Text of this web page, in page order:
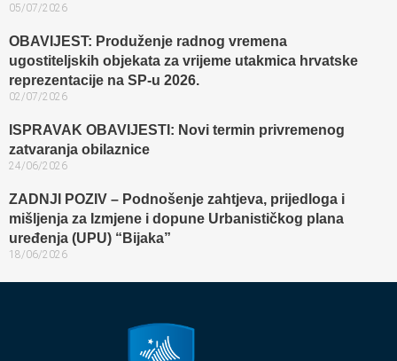
05/07/2026
OBAVIJEST: Produženje radnog vremena
ugostiteljskih objekata za vrijeme utakmica hrvatske
reprezentacije na SP-u 2026.
02/07/2026
ISPRAVAK OBAVIJESTI: Novi termin privremenog
zatvaranja obilaznice​
24/06/2026
ZADNJI POZIV – Podnošenje zahtjeva, prijedloga i
mišljenja za Izmjene i dopune Urbanističkog plana
uređenja (UPU) “Bijaka”
18/06/2026